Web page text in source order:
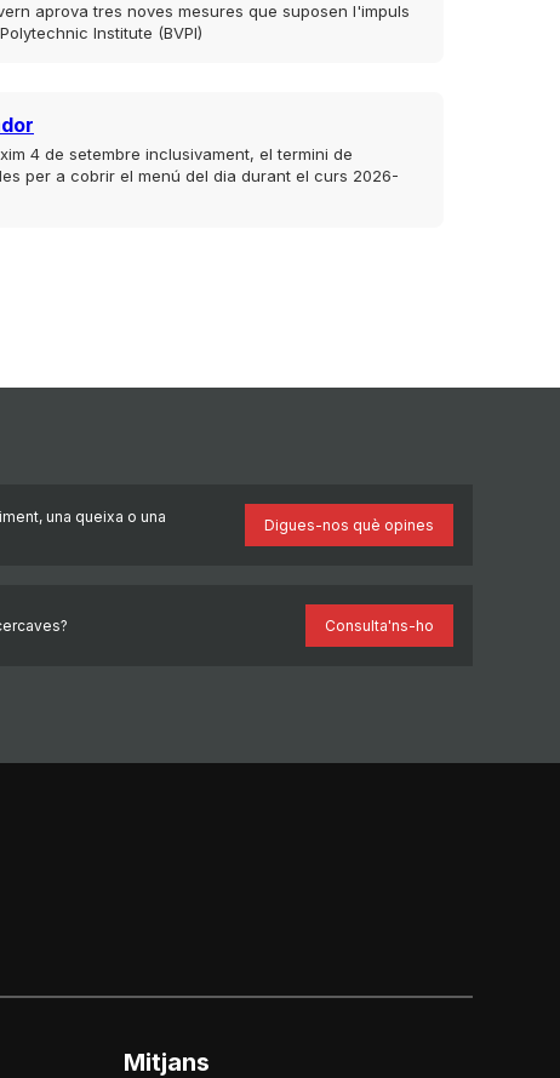
aprova tres noves mesures que suposen l'impuls
Institute (BVPI)
4 de setembre inclusivament, el termini de
per a cobrir el menú del dia durant el curs 2026-
una queixa o una
Digues-nos què opines
Consulta'ns-ho
Mitjans